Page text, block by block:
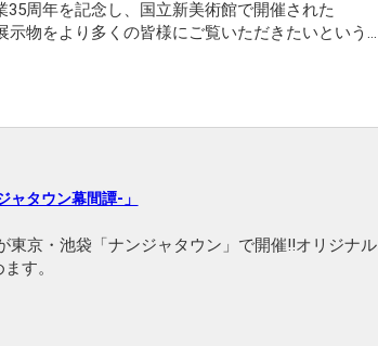
35周年を記念し、国立新美術館で開催された
物をより多くの皆様にご覧いただきたいという想
」では、作品保全という観点...
ャタウン幕間譚-」
京・池袋「ナンジャタウン」で開催‼オリジナル
す。